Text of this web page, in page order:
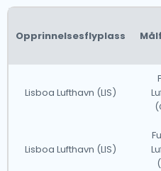
Opprinnelsesflyplass
Lisboa Lufthavn (LIS)
Lisboa Lufthavn (LIS)